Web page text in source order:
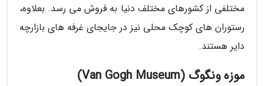
مختلفی از کشورهای مختلف دنیا به فروش می رسد. بعلاوه،
رستوران های کوچک محلی نیز در جایجای غرفه های بازارچه
دایر هستند.
موزه ونگوگ (Van Gogh Museum)